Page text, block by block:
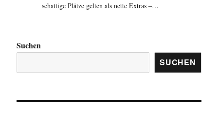
schattige Plätze gelten als nette Extras –…
Suchen
SUCHEN